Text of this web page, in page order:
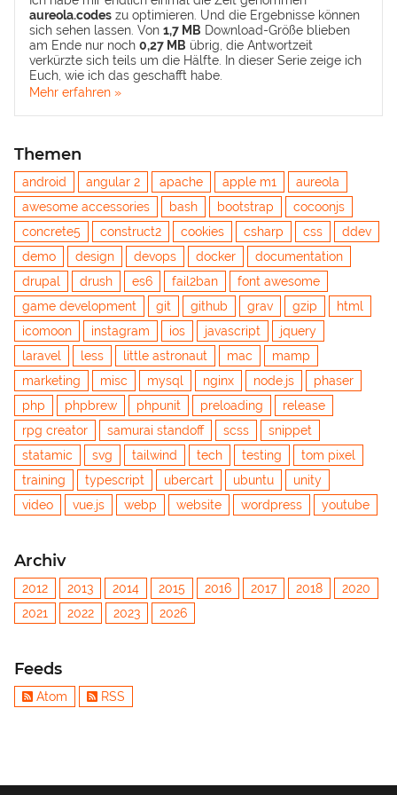
aureola.codes zu optimieren. Und die Ergebnisse können
sich sehen lassen. Von 1,7 MB Download-Größe blieben
am Ende nur noch 0,27 MB übrig, die Antwortzeit
verkürzte sich teils um die Hälfte. In dieser Serie zeige ich
Euch, wie ich das geschafft habe.
Mehr erfahren »
Themen
android angular 2 apache apple m1
aureola
awesome accessories
bash bootstrap
cocoonjs
concrete5
construct2 cookies csharp css
ddev
demo
design devops docker
documentation
drupal
drush es6 fail2ban
font awesome
game development
git github grav gzip
html
icomoon
instagram ios javascript
jquery
laravel
less little astronaut mac
mamp
marketing
misc mysql nginx node.js
phaser
php
phpbrew phpunit preloading
release
rpg creator
samurai standoff scss
snippet
statamic
svg tailwind tech testing
tom pixel
training
typescript ubercart ubuntu
unity
video
vue.js webp website wordpress youtube
Archiv
2012 2013 2014 2015 2016 2017 2018
2020
2021
2022 2023 2026
Feeds
Atom RSS